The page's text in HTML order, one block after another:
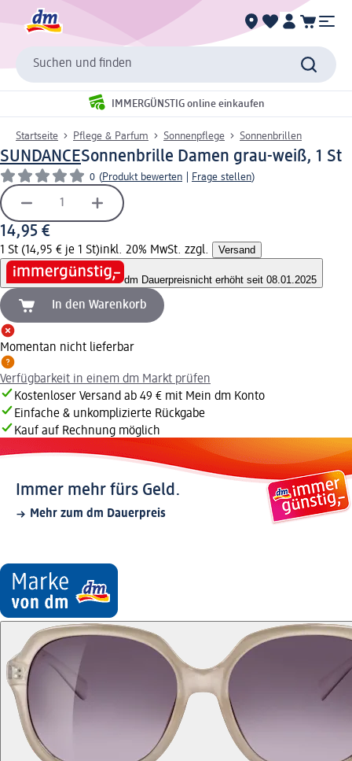
Suchen und finden
IMMERGÜNSTIG online einkaufen
Startseite Pflege & Parfum Sonnenpflege Sonnenbrillen
SUNDANCESonnenbrille Damen grau-weiß, 1 St
0 (Produkt bewerten Frage stellen)
14,95 €
1 St (14,95 € je 1 St)inkl. 20% MwSt. zzgl. Versand
dm Dauerpreisnicht erhöht seit 08.01.2025
In den Warenkorb
Momentan nicht lieferbar
Verfügbarkeit in einem dm Markt prüfen
Kostenloser Versand ab 49 € mit Mein dm Konto
Einfache & unkomplizierte Rückgabe
Kauf auf Rechnung möglich
Immer mehr fürs Geld.
Mehr zum dm Dauerpreis